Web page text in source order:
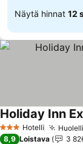
Näytä hinnat 12
3 Tähtiluokitus
Hotelli
Holiday Inn
8,9 Loistava 3